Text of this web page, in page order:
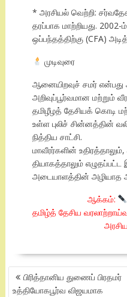
* அரசியல் வெற்றி:
தரப்பாக மாற்றியது. 2002-
ஒப்பந்தத்திற்கு (CFA)
முடிவுரை
ஆனையிறவுச் சமர் என்பது
அறிவுப்பூர்வமான மற்றும்
தமிழீழத் தேசியக் கொடி
உள்ள புலிச் சின்னத்தின்
நித்திய சாட்சி.
மாவீரர்களின்
தியாகத்தாலும்
அடையாளத்தின்
ஆக்கம்:
தமிழ்த் தேசிய
POST
NAVIGATION
பிரித்தானிய துணைப் பிரதமர்
உத்தியோகபூர்வ விஜயமாக